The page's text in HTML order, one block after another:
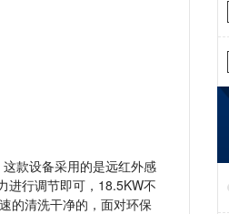
款设备采用的是远红外感
进行调节即可，18.5KW不
的清洗干净的，面对环保